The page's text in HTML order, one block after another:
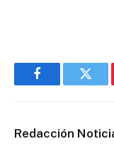
Facebook
Redacción